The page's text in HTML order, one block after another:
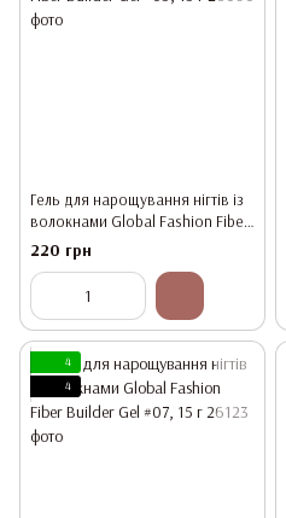
Гель для нарощування нігтів із
волокнами Global Fashion Fiber
Builder Gel #05, 15 г
220 грн
4
4